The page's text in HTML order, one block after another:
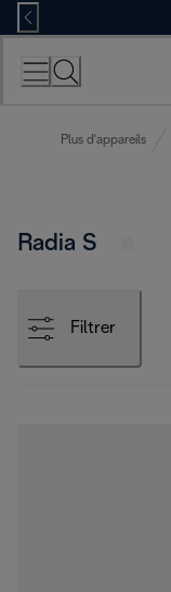
Skip
to
Content
Plus d'appareils
Radia S
Filtrer